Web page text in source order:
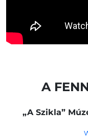
A
„A Szikla”